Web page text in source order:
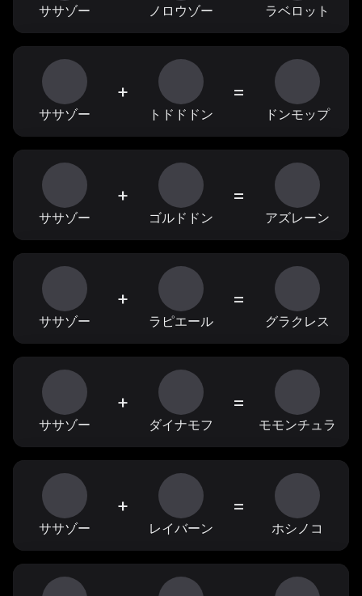
ササゾー ノロウゾー ラベロット
ササゾー
+
トドドドン
=
ドンモップ
ササゾー
+
ゴルドドン
=
アズレーン
ササゾー
+
ラピエール
=
グラクレス
ササゾー
+
ダイナモフ
=
モモンチュラ
ササゾー
+
レイバーン
=
ホシノコ